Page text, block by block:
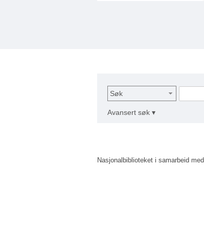
Søk
Avansert søk ▾
Nasjonalbiblioteket i samarbeid med